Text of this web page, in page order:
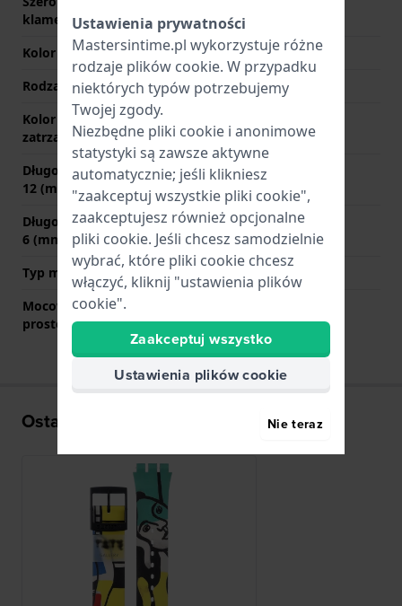
klamerce
Kolor paska
Nadruk
Rodzaj zapięcia
Sprzączka
Kolor zapięcia
zatrzaskowego
Długość paska na godzinie
12 (mm)
80 mm
Długość paska na godzinie
6 (mm)
120 mm
Typ mocowania
Stalowe sworznie
Mocowanie za pomocą
prostego bolca
Ostatnio oglądane
Ustawienia prywatności
Mastersintime.pl wykorzystuje różne
rodzaje plików cookie. W przypadku
niektórych typów potrzebujemy
Twojej zgody.
Niezbędne pliki cookie i anonimowe
statystyki są zawsze aktywne
automatycznie; jeśli klikniesz
"zaakceptuj wszystkie pliki cookie",
zaakceptujesz również opcjonalne
pliki cookie. Jeśli chcesz samodzielnie
wybrać, które pliki cookie chcesz
włączyć, kliknij "ustawienia plików
cookie".
Zaakceptuj wszystko
Ustawienia plików cookie
Nie teraz